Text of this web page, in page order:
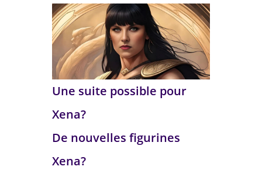
Une suite possible pour
Xena?
De nouvelles figurines
Xena?